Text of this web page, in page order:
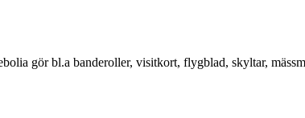
gör bl.a banderoller, visitkort, flygblad, skyltar,